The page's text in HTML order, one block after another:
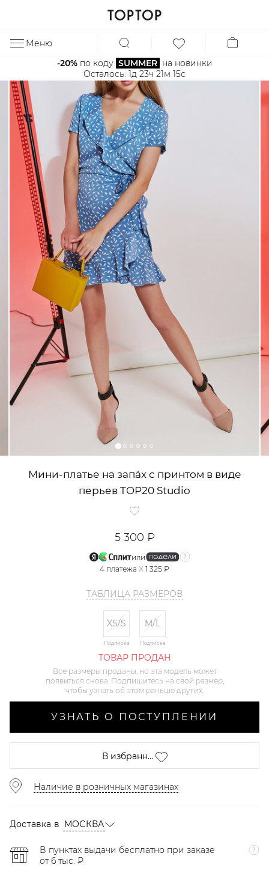
Меню
-20% по коду SUMMER на новинки
Осталось: 1д 23ч 21м 15с
Мини-платье на запáх с принтом в виде
перьев TOP20 Studio
5 300 ₽
или
4 платежа X 1 325 ₽
ТАБЛИЦА РАЗМЕРОВ
XS/S
Подписка
M/L
Подписка
ТОВАР ПРОДАН
Все размеры проданы, но эта модель может
появиться снова. Подпишитесь на свой размер,
чтобы узнать об этом раньше других.
УЗНАТЬ О ПОСТУПЛЕНИИ
В избранн...
Наличие в розничных магазинах
Доставка в МОСКВА
В пунктах выдачи бесплатно при заказе
от 6 тыс. ₽